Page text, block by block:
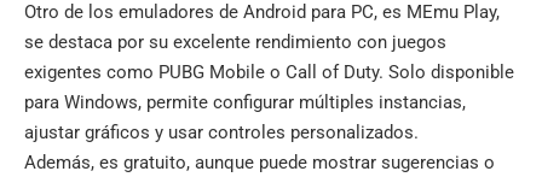
Otro de los emuladores de Android para PC, es MEmu Play,
se destaca por su excelente rendimiento con juegos
exigentes como PUBG Mobile o Call of Duty. Solo disponible
para Windows, permite configurar múltiples instancias,
ajustar gráficos y usar controles personalizados.
Además, es gratuito, aunque puede mostrar sugerencias o